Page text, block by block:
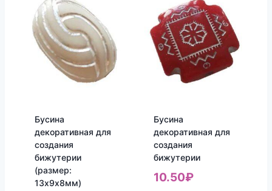
Бусина
декоративная для
создания
бижутерии
(размер:
13х9х8мм)
Бусина
декоративная для
создания
бижутерии
10.50₽